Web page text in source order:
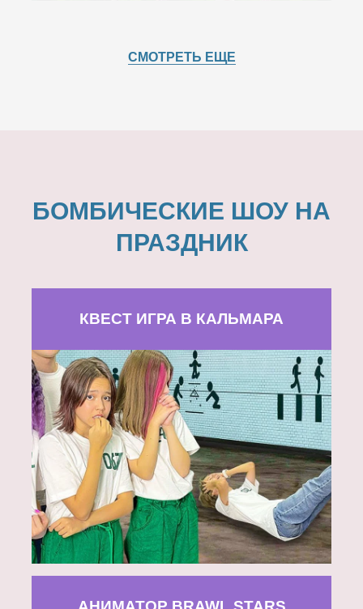
СМОТРЕТЬ ЕЩЕ
БОМБИЧЕСКИЕ ШОУ НА
ПРАЗДНИК
КВЕСТ ИГРА В КАЛЬМАРА